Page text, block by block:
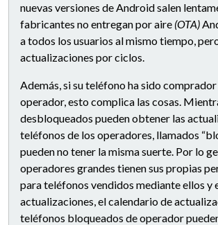
nuevas versiones de Android salen
fabricantes no entregan por aire (OTA)
a todos los usuarios al mismo tiempo,
actualizaciones por ciclos.
Además, si su teléfono ha sido comprador
operador, esto complica las cosas.
desbloqueados pueden obtener las
teléfonos de los operadores, llamados
pueden no tener la misma suerte. Por lo
operadores grandes tienen sus propias
para teléfonos vendidos mediante ellos y
actualizaciones, el calendario de
teléfonos bloqueados de operador